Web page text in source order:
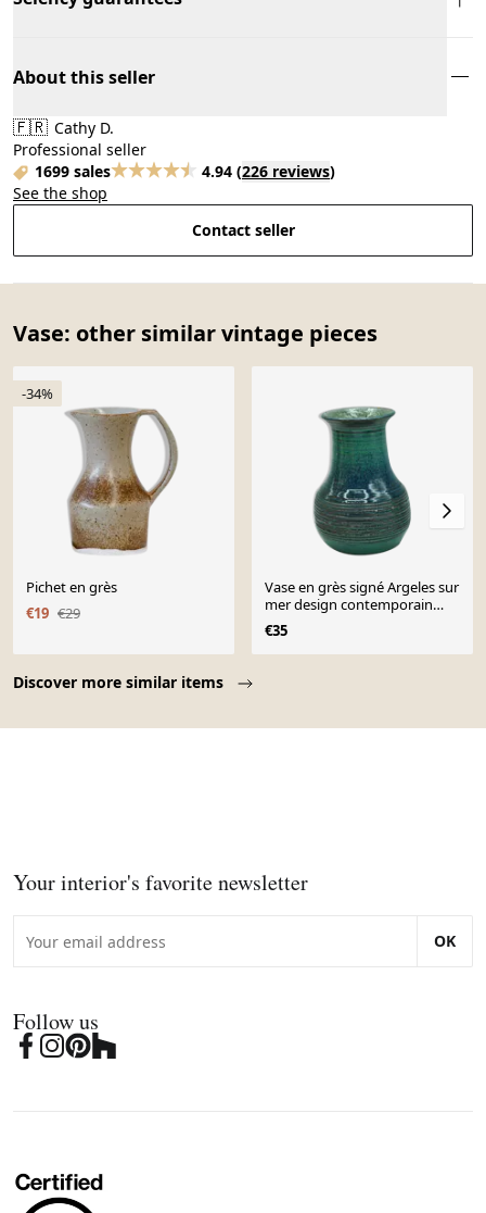
About this seller
🇫🇷 Cathy D.
Professional seller
1699 sales
4.94 (226 reviews)
See the shop
Contact seller
Vase: other similar vintage pieces
Discover more similar items
-34%
Pichet en grès
€19 €29
Vase en grès signé Argeles sur
mer design contemporain
collectio
€35
Your interior's favorite newsletter
OK
Follow us